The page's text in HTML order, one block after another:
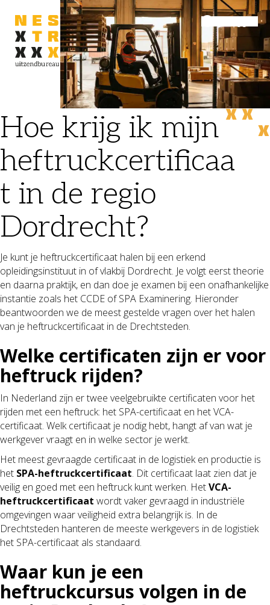
Hoe krijg ik mijn
heftruckcertificaa
t in de regio
Dordrecht?
Je kunt je heftruckcertificaat halen bij een erkend
opleidingsinstituut in of vlakbij Dordrecht. Je volgt eerst theorie
en daarna praktijk, en dan doe je examen bij een onafhankelijke
instantie zoals het CCDE of SPA Examinering. Hieronder
beantwoorden we de meest gestelde vragen over het halen
van je heftruckcertificaat in de Drechtsteden.
Welke certificaten zijn er voor
heftruck rijden?
In Nederland zijn er twee veelgebruikte certificaten voor het
rijden met een heftruck: het SPA-certificaat en het VCA-
certificaat. Welk certificaat je nodig hebt, hangt af van wat je
werkgever vraagt en in welke sector je werkt.
Het meest gevraagde certificaat in de logistiek en productie is
het SPA-heftruckcertificaat. Dit certificaat laat zien dat je
veilig en goed met een heftruck kunt werken. HetVCA-
heftruckcertificaat wordt vaker gevraagd in industriële
omgevingen waar veiligheid extra belangrijk is. In de
Drechtsteden hanteren de meeste werkgevers in de logistiek
het SPA-certificaat als standaard.
Waar kun je een
heftruckcursus volgen in de